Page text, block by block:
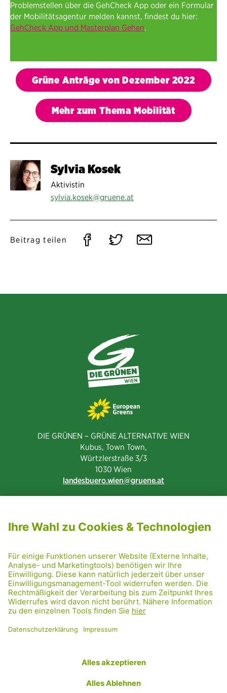
Problemstellen über die GehCheck App oder ein Formular
der Mobilitätsagentur melden kannst, findest du hier:
GehCheck App und Masterplan Gehen.
Grüne Anträge von Dezember 2022
Mehr zum Thema Mobilität
Sylvia Kosek
Aktivistin
sylvia.kosek@gruene.at
Beitrag teilen
Auf Auf Per
DIE GRÜNEN – GRÜNE ALTERNATIVE WIEN
Kubus, Town Town,
Würtzlerstraße 3/3​
1030 Wien
landesbuero.wien
gruene.at
PRESSE
GRÜNE RADRETTUNG
FRIDAY NIGHTSKATING
NETIQUETTE
DATENSCHUTZ
TRANSPARENZ